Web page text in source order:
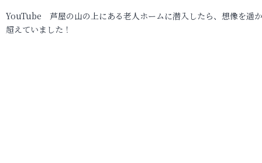
YouTube 芦屋の山の上にある老人ホームに潜入したら、想像を遥
超えていました！